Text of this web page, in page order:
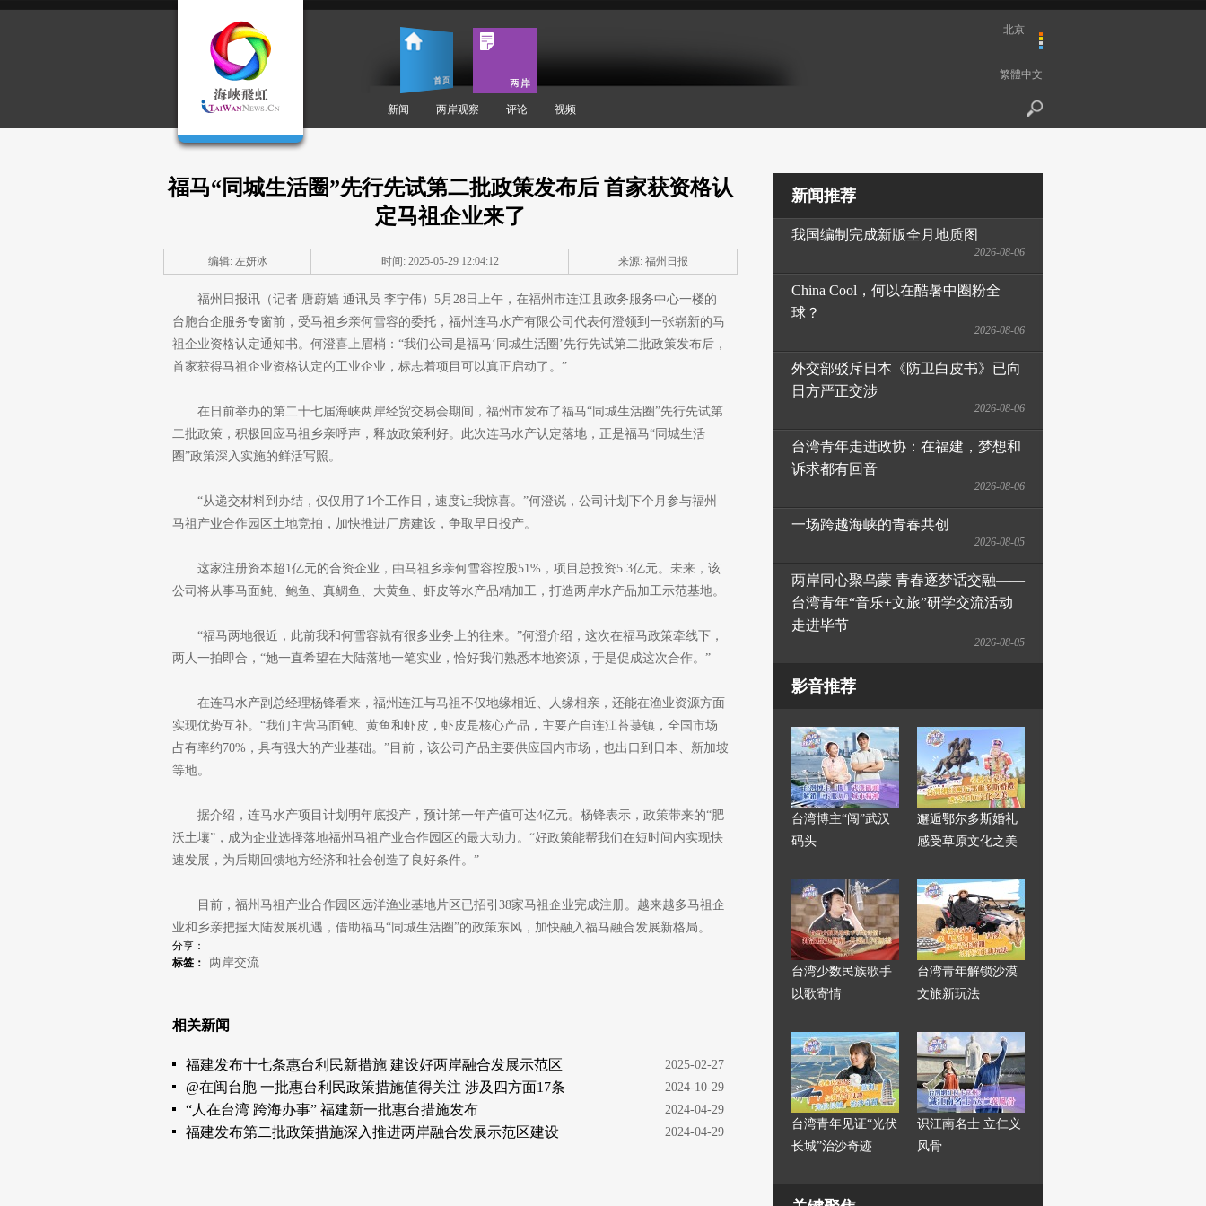
新闻 两岸观察 评论 视频
北京
繁體中文
福马“同城生活圈”先行先试第二批政策发布后 首家获资格认
定马祖企业来了
编辑: 左妍冰 时间: 2025-05-29 12:04:12 来源: 福州日报
福州日报讯（记者 唐蔚嫱 通讯员 李宁伟）5月28日上午，在福州市连江县政务服务中心一楼的
台胞台企服务专窗前，受马祖乡亲何雪容的委托，福州连马水产有限公司代表何澄领到一张崭新的马
祖企业资格认定通知书。何澄喜上眉梢：“我们公司是福马‘同城生活圈’先行先试第二批政策发布后，
首家获得马祖企业资格认定的工业企业，标志着项目可以真正启动了。”
在日前举办的第二十七届海峡两岸经贸交易会期间，福州市发布了福马“同城生活圈”先行先试第
二批政策，积极回应马祖乡亲呼声，释放政策利好。此次连马水产认定落地，正是福马“同城生活
圈”政策深入实施的鲜活写照。
“从递交材料到办结，仅仅用了1个工作日，速度让我惊喜。”何澄说，公司计划下个月参与福州
马祖产业合作园区土地竞拍，加快推进厂房建设，争取早日投产。
这家注册资本超1亿元的合资企业，由马祖乡亲何雪容控股51%，项目总投资5.3亿元。未来，该
公司将从事马面鲀、鲍鱼、真鲷鱼、大黄鱼、虾皮等水产品精加工，打造两岸水产品加工示范基地。
“福马两地很近，此前我和何雪容就有很多业务上的往来。”何澄介绍，这次在福马政策牵线下，
两人一拍即合，“她一直希望在大陆落地一笔实业，恰好我们熟悉本地资源，于是促成这次合作。”
在连马水产副总经理杨锋看来，福州连江与马祖不仅地缘相近、人缘相亲，还能在渔业资源方面
实现优势互补。“我们主营马面鲀、黄鱼和虾皮，虾皮是核心产品，主要产自连江苔菉镇，全国市场
占有率约70%，具有强大的产业基础。”目前，该公司产品主要供应国内市场，也出口到日本、新加坡
等地。
据介绍，连马水产项目计划明年底投产，预计第一年产值可达4亿元。杨锋表示，政策带来的“肥
沃土壤”，成为企业选择落地福州马祖产业合作园区的最大动力。“好政策能帮我们在短时间内实现快
速发展，为后期回馈地方经济和社会创造了良好条件。”
目前，福州马祖产业合作园区远洋渔业基地片区已招引38家马祖企业完成注册。越来越多马祖企
业和乡亲把握大陆发展机遇，借助福马“同城生活圈”的政策东风，加快融入福马融合发展新格局。
分享：
标签：
两岸交流
相关新闻
2025-02-27
福建发布十七条惠台利民新措施 建设好两岸融合发展示范区
2024-10-29
@在闽台胞 一批惠台利民政策措施值得关注 涉及四方面17条
2024-04-29
“人在台湾 跨海办事” 福建新一批惠台措施发布
2024-04-29
福建发布第二批政策措施深入推进两岸融合发展示范区建设
新闻推荐
我国编制完成新版全月地质图
2026-08-06
China Cool，何以在酷暑中圈粉全
球？
2026-08-06
外交部驳斥日本《防卫白皮书》已向
日方严正交涉
2026-08-06
台湾青年走进政协：在福建，梦想和
诉求都有回音
2026-08-06
一场跨越海峡的青春共创
2026-08-05
两岸同心聚乌蒙 青春逐梦话交融——
台湾青年“音乐+文旅”研学交流活动
走进毕节
2026-08-05
影音推荐
台湾博主“闯”武汉
码头
邂逅鄂尔多斯婚礼
感受草原文化之美
台湾少数民族歌手
以歌寄情
台湾青年解锁沙漠
文旅新玩法
台湾青年见证“光伏
长城”治沙奇迹
识江南名士 立仁义
风骨